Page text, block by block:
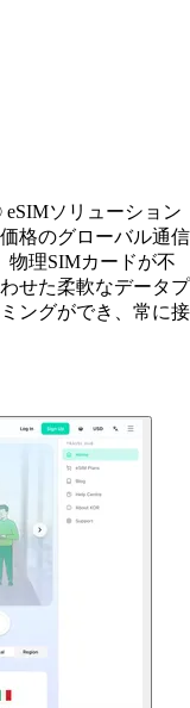
eSIMソリューション
格のグローバル通信
物理SIMカードが不
せた柔軟なデータプ
ングができ、常に接